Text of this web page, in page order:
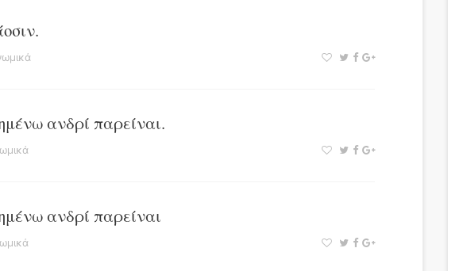
ανδρί παρείναι.
ανδρί παρείναι